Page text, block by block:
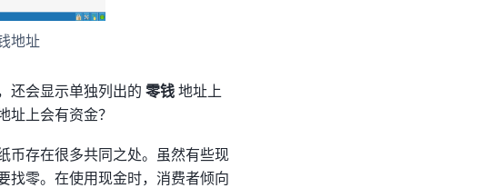
地址
还会显示单独列出的 零钱地址上
上会有资金？
币存在很多共同之处。虽然有些现
找零。在使用现金时，消费者倾向